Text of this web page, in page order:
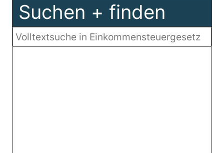
Suchen + finden